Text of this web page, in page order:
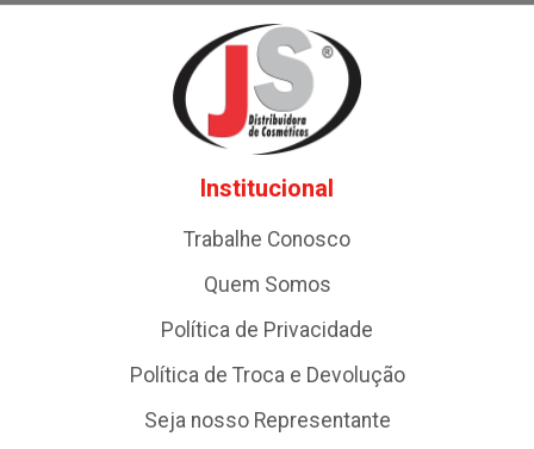
Institucional
Trabalhe Conosco
Quem Somos
Política de Privacidade
Política de Troca e Devolução
Seja nosso Representante